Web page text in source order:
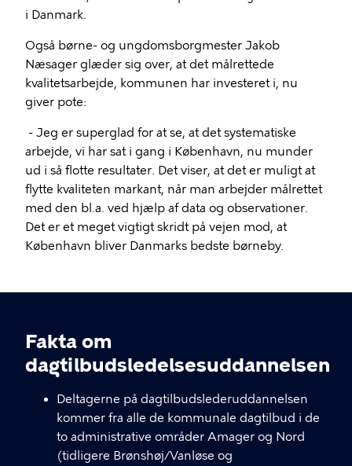
i Danmark.
Også børne- og ungdomsborgmester Jakob
Næsager glæder sig over, at det målrettede
kvalitetsarbejde, kommunen har investeret i, nu
giver pote:
- Jeg er superglad for at se, at det systematiske
arbejde, vi har sat i gang i København, nu munder
ud i så flotte resultater. Det viser, at det er muligt at
flytte kvaliteten markant, når man arbejder målrettet
med den bl.a. ved hjælp af data og observationer.
Det er et meget vigtigt skridt på vejen mod, at
København bliver Danmarks bedste børneby.
Fakta om
dagtilbudsledelsesuddannelsen
Deltagerne på dagtilbudslederuddannelsen
kommer fra alle de kommunale dagtilbud i de
to administrative områder Amager og Nord
(tidligere Brønshøj/Vanløse og